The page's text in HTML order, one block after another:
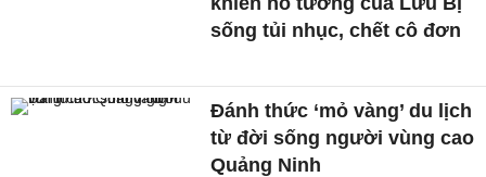
sống tủi nhục, chết cô đơn
Đánh thức ‘mỏ vàng’ du lịch
từ đời sống người vùng cao
Quảng Ninh